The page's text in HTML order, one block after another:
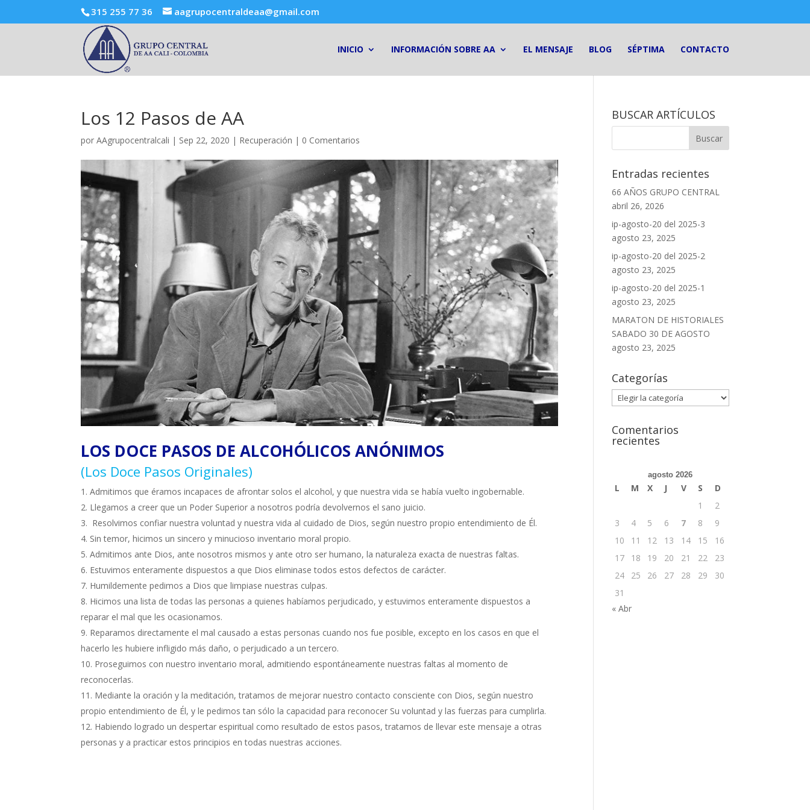
315 255 77 36 aagrupocentraldeaa@gmail.com
INICIO INFORMACIÓN SOBRE AA EL MENSAJE BLOG SÉPTIMA CONTACTO
Los 12 Pasos de AA
porAAgrupocentralcali | Sep 22, 2020 | Recuperación | 0 Comentarios
LOS DOCE PASOS DE ALCOHÓLICOS ANÓNIMOS
(Los Doce Pasos Originales)
Admitimos que éramos incapaces de afrontar solos el alcohol, y que nuestra vida se había vuelto ingobernable.
Llegamos a creer que un Poder Superior a nosotros podría devolvernos el sano juicio.
Resolvimos confiar nuestra voluntad y nuestra vida al cuidado de Dios, según nuestro propio entendimiento de Él.
Sin temor, hicimos un sincero y minucioso inventario moral propio.
Admitimos ante Dios, ante nosotros mismos y ante otro ser humano, la naturaleza exacta de nuestras faltas.
Estuvimos enteramente dispuestos a que Dios eliminase todos estos defectos de carácter.
Humildemente pedimos a Dios que limpiase nuestras culpas.
Hicimos una lista de todas las personas a quienes habíamos perjudicado, y estuvimos enteramente dispuestos a
reparar el mal que les ocasionamos.
Reparamos directamente el mal causado a estas personas cuando nos fue posible, excepto en los casos en que el
hacerlo les hubiere infligido más daño, o perjudicado a un tercero.
Proseguimos con nuestro inventario moral, admitiendo espontáneamente nuestras faltas al momento de
reconocerlas.
Mediante la oración y la meditación, tratamos de mejorar nuestro contacto consciente con Dios, según nuestro
propio entendimiento de Él, y le pedimos tan sólo la capacidad para reconocer Su voluntad y las fuerzas para cumplirla.
Habiendo logrado un despertar espiritual como resultado de estos pasos, tratamos de llevar este mensaje a otras
personas y a practicar estos principios en todas nuestras acciones.
BUSCAR ARTÍCULOS
Entradas recientes
66 AÑOS GRUPO CENTRAL
abril 26, 2026
ip-agosto-20 del 2025-3
agosto 23, 2025
ip-agosto-20 del 2025-2
agosto 23, 2025
ip-agosto-20 del 2025-1
agosto 23, 2025
MARATON DE HISTORIALES
SABADO 30 DE AGOSTO
agosto 23, 2025
Categorías
Categorías
Comentarios
recientes
agosto 2026
L M X J V S
D
1
2
3
4 5 6 7 8
9
10
11 12 13 14 15
16
17
18 19 20 21 22
23
24
25 26 27 28 29
30
31
« Abr